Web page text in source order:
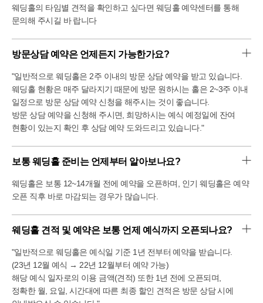
웨딩홀의 타임별 견적을 확인하고 싶다면 웨딩홀 예약센터를 통해
문의해 주시길 바 랍니다
방문상담 예약은 언제든지 가능한가요?
"일반적으로 웨딩홀은 2주 이내의 방문 상담 예약을 받고 있습니다.
웨딩홀 현황은 매주 달라지기 때문에 방문 원하시는 홀은 2~3주 이내
일정으로 방문 상담 예약 신청을 해주시는 것이 좋습니다.
방문 상담 예약을 신청해 주시면, 희망하시는 예식 예정일에 잔여
현황이 있는지 확인 후 상담 예약 도와드리고 있습니다."
보통 웨딩홀 준비는 언제부터 알아보나요?
웨딩홀은 보통 12~14개월 전에 예약을 오픈하며, 인기 웨딩홀은 예약
오픈 직후 바로 마감되는 경우가 많습니다.
웨딩홀 견적 및 예약은 보통 언제 예식까지 오픈되나요?
"일반적으로 웨딩홀은 예식일 기준 1년 전부터 예약을 받습니다.
(23년 12월 예식 → 22년 12월부터 예약 가능)
해당 예식 일자로의 이용 금액(견적) 또한 1년 전에 오픈되며,
정확한 월, 요일, 시간대에 따른 최종 할인 견적은 방문 상담 시에